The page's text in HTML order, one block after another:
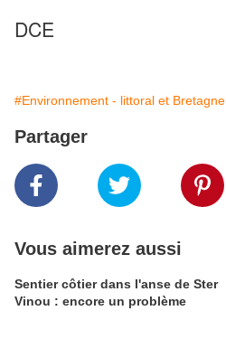
DCE
#Environnement - littoral et Bretagne
Partager
Vous aimerez aussi
Sentier côtier dans l'anse de Ster
Vinou : encore un problème